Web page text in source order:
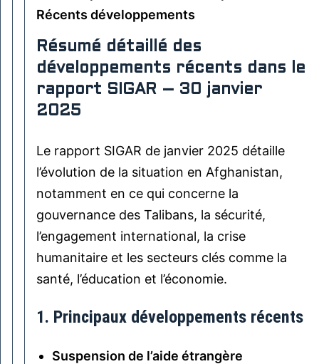
Récents développements
Résumé détaillé des
développements récents dans le
rapport SIGAR – 30 janvier
2025
Le rapport SIGAR de janvier 2025 détaille
l’évolution de la situation en Afghanistan,
notamment en ce qui concerne la
gouvernance des Talibans, la sécurité,
l’engagement international, la crise
humanitaire et les secteurs clés comme la
santé, l’éducation et l’économie.
1. Principaux développements récents
Suspension de l’aide étrangère